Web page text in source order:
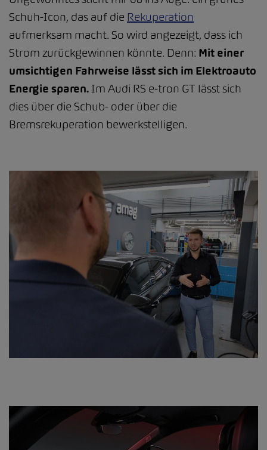
Schuh-Icon, das auf die Rekuperation
aufmerksam macht. So wird angezeigt, dass ich
Strom zurückgewinnen könnte. Denn: Mit einer
umsichtigen Fahrweise lässt sich im Elektroauto
Energie sparen. Im Audi RS e-tron GT lässt sich
dies über die Schub- oder über die
Bremsrekuperation bewerkstelligen.